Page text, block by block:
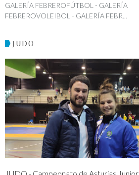
GALERÍA FEBREROFÚTBOL - GALERÍA
FEBREROVOLEIBOL - GALERÍA FEBR...
JUDO